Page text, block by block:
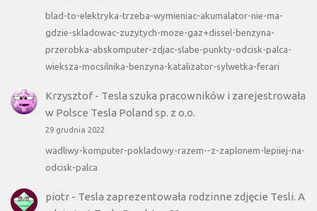
blad-to-elektryka-trzeba-wymieniac-akumalator-nie-ma-
gdzie-skladowac-zuzytych-moze-gaz+dissel-benzyna-
przerobka-abskomputer-zdjac-slabe-punkty-odcisk-palca-
wieksza-mocsilnika-benzyna-katalizator-sylwetka-ferari
Krzysztof- Tesla szuka pracowników i zarejestrowała
w Polsce Tesla Poland sp. z o.o.
29 grudnia 2022
wadliwy-komputer-pokladowy-razem--z-zaplonem-lepiiej-na-
odcisk-palca
piotr- Tesla zaprezentowała rodzinne zdjęcie Tesli. A